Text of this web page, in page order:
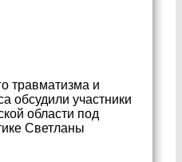
травматизма и
обсудили участники
области под
Светланы